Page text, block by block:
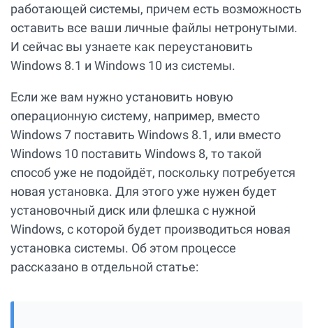
работающей системы, причем есть возможность
оставить все ваши личные файлы нетронутыми.
И сейчас вы узнаете как переустановить
Windows 8.1 и Windows 10 из системы.
Если же вам нужно установить новую
операционную систему, например, вместо
Windows 7 поставить Windows 8.1, или вместо
Windows 10 поставить Windows 8, то такой
способ уже не подойдёт, поскольку потребуется
новая установка. Для этого уже нужен будет
установочный диск или флешка с нужной
Windows, с которой будет производиться новая
установка системы. Об этом процессе
рассказано в отдельной статье: